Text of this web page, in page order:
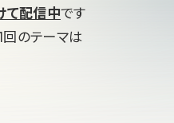
て配信中です
のテーマは